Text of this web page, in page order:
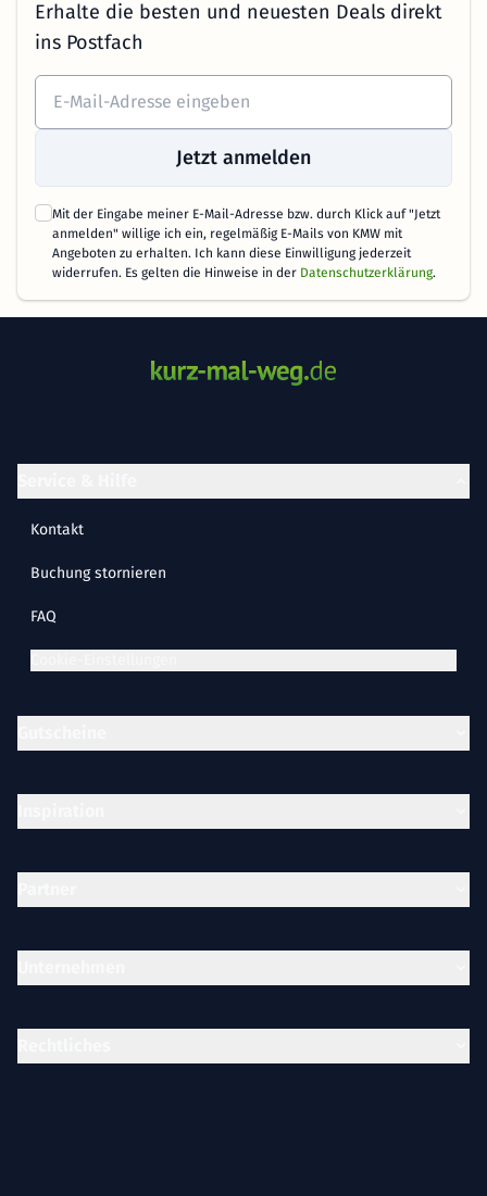
Erhalte die besten und neuesten Deals direkt
ins Postfach
Jetzt anmelden
Mit der Eingabe meiner E-Mail-Adresse bzw. durch Klick auf "Jetzt
anmelden" willige ich ein, regelmäßig E-Mails von KMW mit
Angeboten zu erhalten. Ich kann diese Einwilligung jederzeit
widerrufen. Es gelten die Hinweise in der Datenschutzerklärung.
Kontakt
Buchung stornieren
FAQ